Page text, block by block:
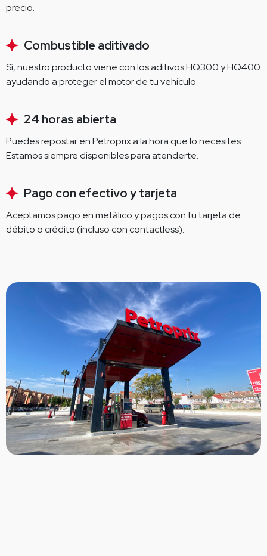
precio.
Combustible aditivado
Sí, nuestro producto viene con los aditivos HQ300 y HQ400
ayudando a proteger el motor de tu vehículo.
24 horas abierta
Puedes repostar en Petroprix a la hora que lo necesites.
Estamos siempre disponibles para atenderte.
Pago con efectivo y tarjeta
Aceptamos pago en metálico y pagos con tu tarjeta de
débito o crédito (incluso con contactless).